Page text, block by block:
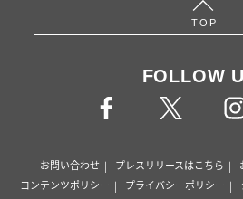
TOP
FOLLOW
お問い合わせ プレスリリースはこちら
コンテンツポリシー
プライバシーポリシー